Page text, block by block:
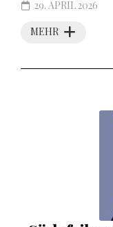
MEHR
29. APRIL 2026